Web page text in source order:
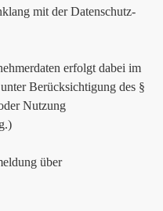
mit der Datenschutz-
erfolgt dabei im
Berücksichtigung des §
Nutzung
über